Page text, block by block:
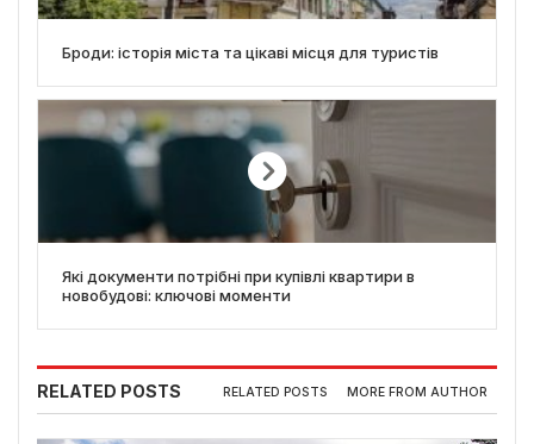
Броди: історія міста та цікаві місця для туристів
Які документи потрібні при купівлі квартири в
новобудові: ключові моменти
RELATED POSTS RELATED POSTS MORE FROM AUTHOR